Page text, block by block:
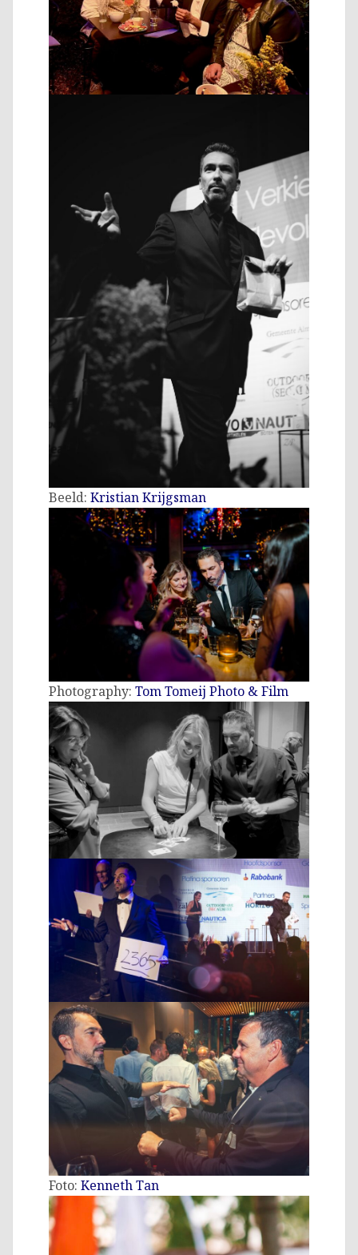
Beeld: Kristian Krijgsman
Photography: Tom Tomeij Photo & Film
Foto: Kenneth Tan